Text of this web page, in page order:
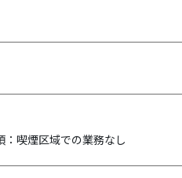
喫煙区域での業務なし